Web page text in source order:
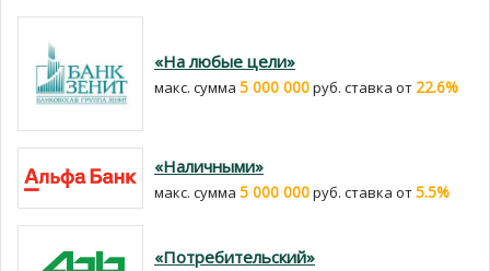
«На любые цели»
макс. сумма 5 000 000руб. cтавка от 22.6%
«Наличными»
макс. сумма 5 000 000руб. cтавка от5.5%
«Потребительский»